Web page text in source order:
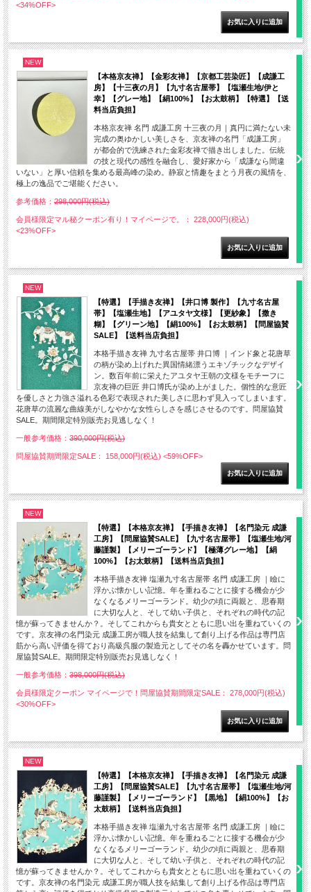
<34%OFF>
NEW
【本格京友禅】【金彩友禅】【京都工芸染匠】【成謙工
房】【十三夜の月】【九寸名古屋帯】【塩瀬生地/伊と
幸】【グレー地】【絹100%】【お太鼓柄】【特選】【送
料当店負担】
本格京友禅 名門 成謙工房 十三夜の月｜真円に満たない未
完成の奥ゆかしい美しさを、京友禅の名門「成謙工房」
が都会的で洗練された金彩友禅で描き出しました。伝統
の技と現代の感性を融合し、愛好家から「成謙なら間違
いない」と厚い信頼を集める最高峰の染め。静寂と情趣をまとう月夜の風情を、
極上の逸品でご堪能ください。
参考価格： 298,000円(税込)
会員様限定マル秘クーポン有り！マイページで。： 228,000円(税込)
<23%OFF>
NEW
【特選】【手描き友禅】【井口博 製作】【九寸名古屋
帯】【塩瀬生地】【アユタヤ文様】【更紗象】【撒き
糊】【グリーン地】【絹100%】【お太鼓柄】【問屋協賛
SALE】【送料当店負担】
本格手描き友禅 九寸名古屋帯 井口博 ｜インド象と花唐草
の柄が染め上げれた異国情緒漂うエキゾチックなデザイ
ン。数百年前に栄えたアユタヤ王朝の文様をモチーフに
京友禅の巨匠 井口博氏が染め上がました。個性的な意匠
を優しさと力強さ溢れる色彩で表現された美しさに思わず見入ってしまいます。
花唐草の流麗な曲線美がしなやかな女性らしさを感じさせるのです。問屋協賛
SALE。期間限定特別販売お見逃しなく！
一般参考価格： 390,000円(税込)
問屋協賛期間限定SALE： 158,000円(税込) <59%OFF>
NEW
【特選】【本格京友禅】【手描き友禅】【名門染元 成謙
工房】【問屋協賛SALE】【九寸名古屋帯】【塩瀬生地/河
藤謹製】【メリーゴーランド】【極薄グレー地】【絹
100%】【お太鼓柄】【送料当店負担】
本格手描き友禅 塩瀬九寸名古屋帯 名門 成謙工房 ｜瞼に
浮かぶ懐かしい記憶。年を重ねるごとに接する機会が少
なくなるメリーゴーランド。幼少の頃に両親と、思春期
に大切な人と、そして幼い子供と、それぞれの時代の記
憶が蘇ってきませんか？。そしてこれからも貴女とともに思い出を重ねていくの
です。京友禅の名門染元 成謙工房が職人技を結集して創り上げる作品は専門店
筋から高い評価を得ており高級呉服の製造元としてその名を轟かせています。問
屋協賛SALE。期間限定特別販売お見逃しなく！
一般参考価格： 398,000円(税込)
会員様限定クーポン マイページで！問屋協賛期間限定SALE： 278,000円(税込)
<30%OFF>
NEW
【特選】【本格京友禅】【手描き友禅】【名門染元 成謙
工房】【問屋協賛SALE】【九寸名古屋帯】【塩瀬生地/河
藤謹製】【メリーゴーランド】【黒地】【絹100%】【お
太鼓柄】【送料当店負担】
本格手描き友禅 塩瀬九寸名古屋帯 名門 成謙工房 ｜瞼に
浮かぶ懐かしい記憶。年を重ねるごとに接する機会が少
なくなるメリーゴーランド。幼少の頃に両親と、思春期
に大切な人と、そして幼い子供と、それぞれの時代の記
憶が蘇ってきませんか？。そしてこれからも貴女とともに思い出を重ねていくの
です。京友禅の名門染元 成謙工房が職人技を結集して創り上げる作品は専門店